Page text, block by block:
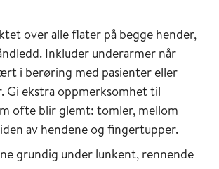
over alle flater på begge hender,
Inkluder underarmer når
i berøring med pasienter eller
Gi ekstra oppmerksomhet til
ofte blir glemt: tomler, mellom
av hendene og fingertupper.
grundig under lunkent, rennende